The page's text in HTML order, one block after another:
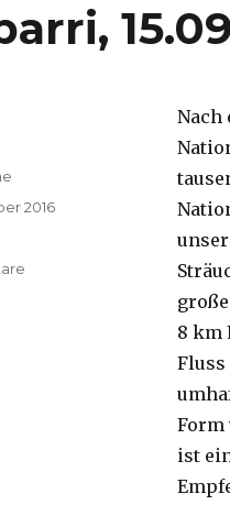
Nach
8 km
Fluss
Form
ist
2016